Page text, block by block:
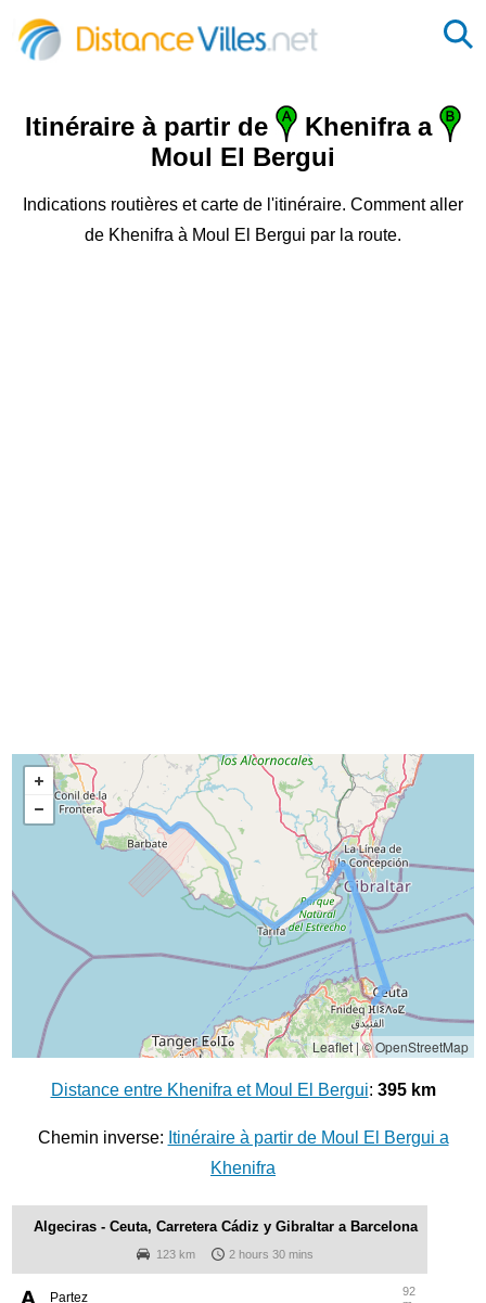
Itinéraire à partir de
Khenifra a
Moul El Bergui
Indications routières et carte de l'itinéraire. Comment aller
de Khenifra à Moul El Bergui par la route.
Leaflet|© OpenStreetMap
Distance entre Khenifra et Moul El Bergui: 395 km
Chemin inverse: Itinéraire à partir de Moul El Bergui a
Khenifra
Algeciras - Ceuta, Carretera Cádiz y Gibraltar a Barcelona
123 km 2 hours 30 mins
Partez
92